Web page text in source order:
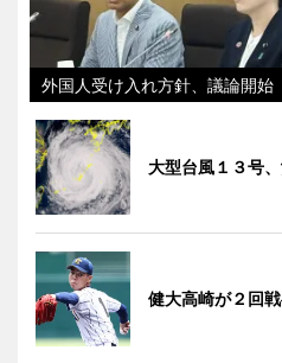
外国人受け入れ方針、議論開始
大型台風１３号
健大高崎が２回